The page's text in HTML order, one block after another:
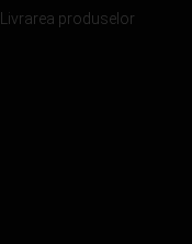
Livrarea produselor